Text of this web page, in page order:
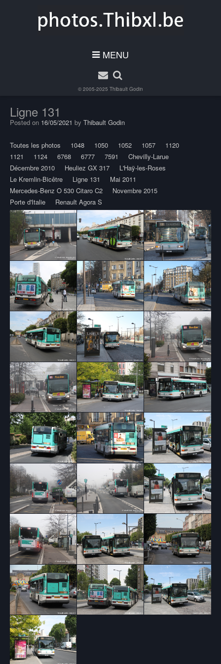
MENU
© 2005-2025 Thibault Godin
Ligne 131
Posted on 16/05/2021 by Thibault Godin
Toutes les photos 1048 1050 1052 1057
1120
1121
1124 6768 6777 7591
Chevilly-Larue
Décembre 2010
Heuliez GX 317
L'Haÿ-les-Roses
Le Kremlin-Bicêtre
Ligne 131
Mai 2011
Mercedes-Benz O 530 Citaro C2
Novembre 2015
Porte d'Italie
Renault Agora S